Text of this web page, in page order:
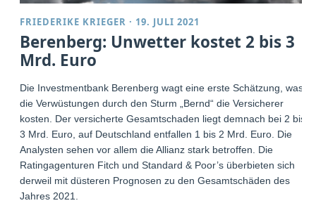
FRIEDERIKE KRIEGER · 19. JULI 2021
Berenberg: Unwetter kostet 2 bis 3
Mrd. Euro
Die Investmentbank Berenberg wagt eine erste Schätzung, was
die Verwüstungen durch den Sturm „Bernd“ die Versicherer
kosten. Der versicherte Gesamtschaden liegt demnach bei 2 bis
3 Mrd. Euro, auf Deutschland entfallen 1 bis 2 Mrd. Euro. Die
Analysten sehen vor allem die Allianz stark betroffen. Die
Ratingagenturen Fitch und Standard & Poor’s überbieten sich
derweil mit düsteren Prognosen zu den Gesamtschäden des
Jahres 2021.